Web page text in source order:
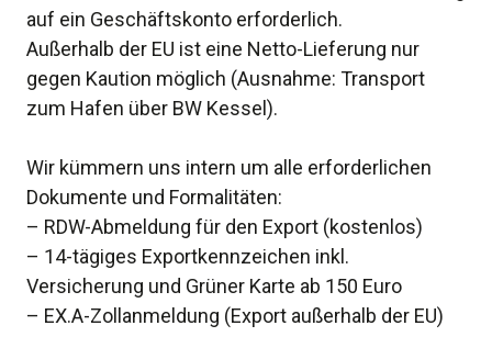
auf ein Geschäftskonto erforderlich.
Außerhalb der EU ist eine Netto-Lieferung nur
gegen Kaution möglich (Ausnahme: Transport
zum Hafen über BW Kessel).
Wir kümmern uns intern um alle erforderlichen
Dokumente und Formalitäten:
– RDW-Abmeldung für den Export (kostenlos)
– 14-tägiges Exportkennzeichen inkl.
Versicherung und Grüner Karte ab 150 Euro
– EX.A-Zollanmeldung (Export außerhalb der EU)